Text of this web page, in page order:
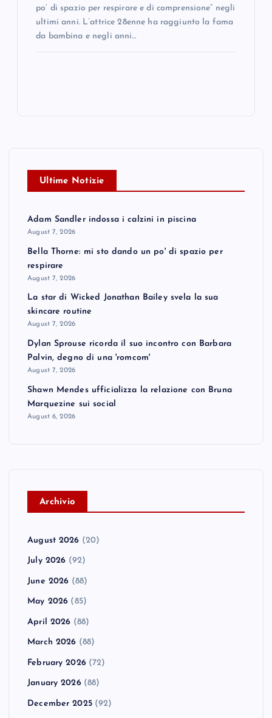
po’ di spazio per respirare e di comprensione” negli
ultimi anni. L’attrice 28enne ha raggiunto la fama
da bambina e negli anni…
Ultime Notizie
Adam Sandler indossa i calzini in piscina
August 7, 2026
Bella Thorne: mi sto dando un po' di spazio per
respirare
August 7, 2026
La star di Wicked Jonathan Bailey svela la sua
skincare routine
August 7, 2026
Dylan Sprouse ricorda il suo incontro con Barbara
Palvin, degno di una 'romcom'
August 7, 2026
Shawn Mendes ufficializza la relazione con Bruna
Marquezine sui social
August 6, 2026
Archivio
August 2026 (20)
July 2026 (92)
June 2026 (88)
May 2026 (85)
April 2026 (88)
March 2026 (88)
February 2026(72)
January 2026(88)
December 2025(92)